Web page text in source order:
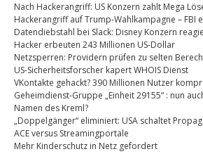
Nach Hackerangriff: US Konzern zahlt Mega
Hackerangriff auf Trump-Wahlkampagne – FBI
Datendiebstahl bei Slack: Disney Konzern
Hacker erbeuten 243 Millionen US-Dollar
Netzsperren: Providern prüfen zu selten
US-Sicherheitsforscher kapert WHOIS Dienst
VKontakte gehackt? 390 Millionen Nutzer
Geheimdienst-Gruppe „Einheit 29155“ : nun
Namen des Kreml?
„Doppelgänger“ eliminiert: USA schaltet
ACE versus Streamingportale
Mehr Kinderschutz in Netz gefordert